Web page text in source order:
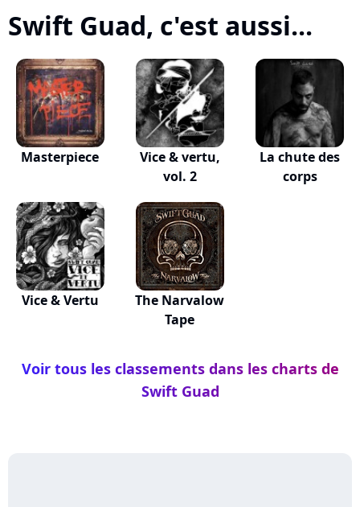
Swift Guad, c'est aussi...
Masterpiece
Vice & vertu,
vol. 2
La chute des
corps
Vice & Vertu
The Narvalow
Tape
Voir tous les classements dans les charts de
Swift Guad